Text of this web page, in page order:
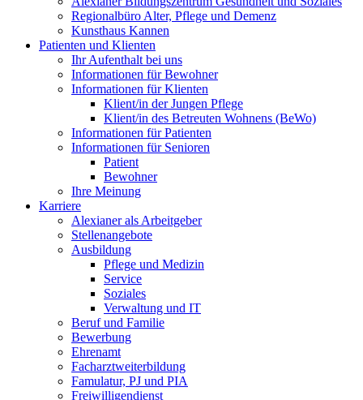
Regionalbüro Alter, Pflege und Demenz
Kunsthaus Kannen
Patienten und Klienten
Ihr Aufenthalt bei uns
Informationen für Bewohner
Informationen für Klienten
Klient/in der Jungen Pflege
Klient/in des Betreuten Wohnens (BeWo)
Informationen für Patienten
Informationen für Senioren
Patient
Bewohner
Ihre Meinung
Karriere
Alexianer als Arbeitgeber
Stellenangebote
Ausbildung
Pflege und Medizin
Service
Soziales
Verwaltung und IT
Beruf und Familie
Bewerbung
Ehrenamt
Facharztweiterbildung
Famulatur, PJ und PIA
Freiwilligendienst